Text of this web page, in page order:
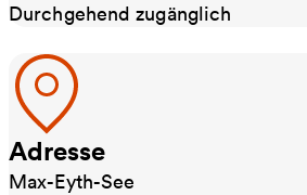
Durchgehend zugänglich
Adresse
Max-Eyth-See